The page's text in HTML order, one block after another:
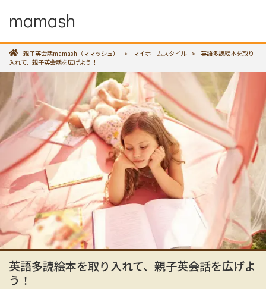
mamash
親子英会話mamash（ママッシュ） > マイホームスタイル >
英語多読絵本を取り
入れて、親子英会話を広げよう！
英語多読絵本を取り入れて、親子英会話を広げよ
う！